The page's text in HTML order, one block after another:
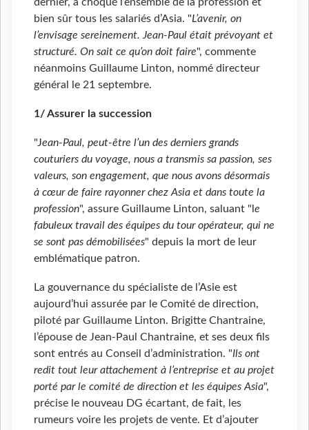
dernier, a choqué l’ensemble de la profession et
bien sûr tous les salariés d’Asia. "L’avenir, on
l’envisage sereinement. Jean-Paul était prévoyant et
structuré. On sait ce qu’on doit faire", commente
néanmoins Guillaume Linton, nommé directeur
général le 21 septembre.
1/ Assurer la succession
"Jean-Paul, peut-être l’un des derniers grands
couturiers du voyage, nous a transmis sa passion, ses
valeurs, son engagement, que nous avons désormais
à cœur de faire rayonner chez Asia et dans toute la
profession", assure Guillaume Linton, saluant "l e
fabuleux travail des équipes du tour opérateur, qui ne
se sont pas démobilisées" depuis la mort de leur
emblématique patron.
La gouvernance du spécialiste de l’Asie est
aujourd’hui assurée par le Comité de direction,
piloté par Guillaume Linton. Brigitte Chantraine,
l’épouse de Jean-Paul Chantraine, et ses deux fils
sont entrés au Conseil d’administration. "Ils ont
redit tout leur attachement à l’entreprise et au projet
porté par le comité de direction et les équipes Asia",
précise le nouveau DG écartant, de fait, les
rumeurs voire les projets de vente. Et d’ajouter